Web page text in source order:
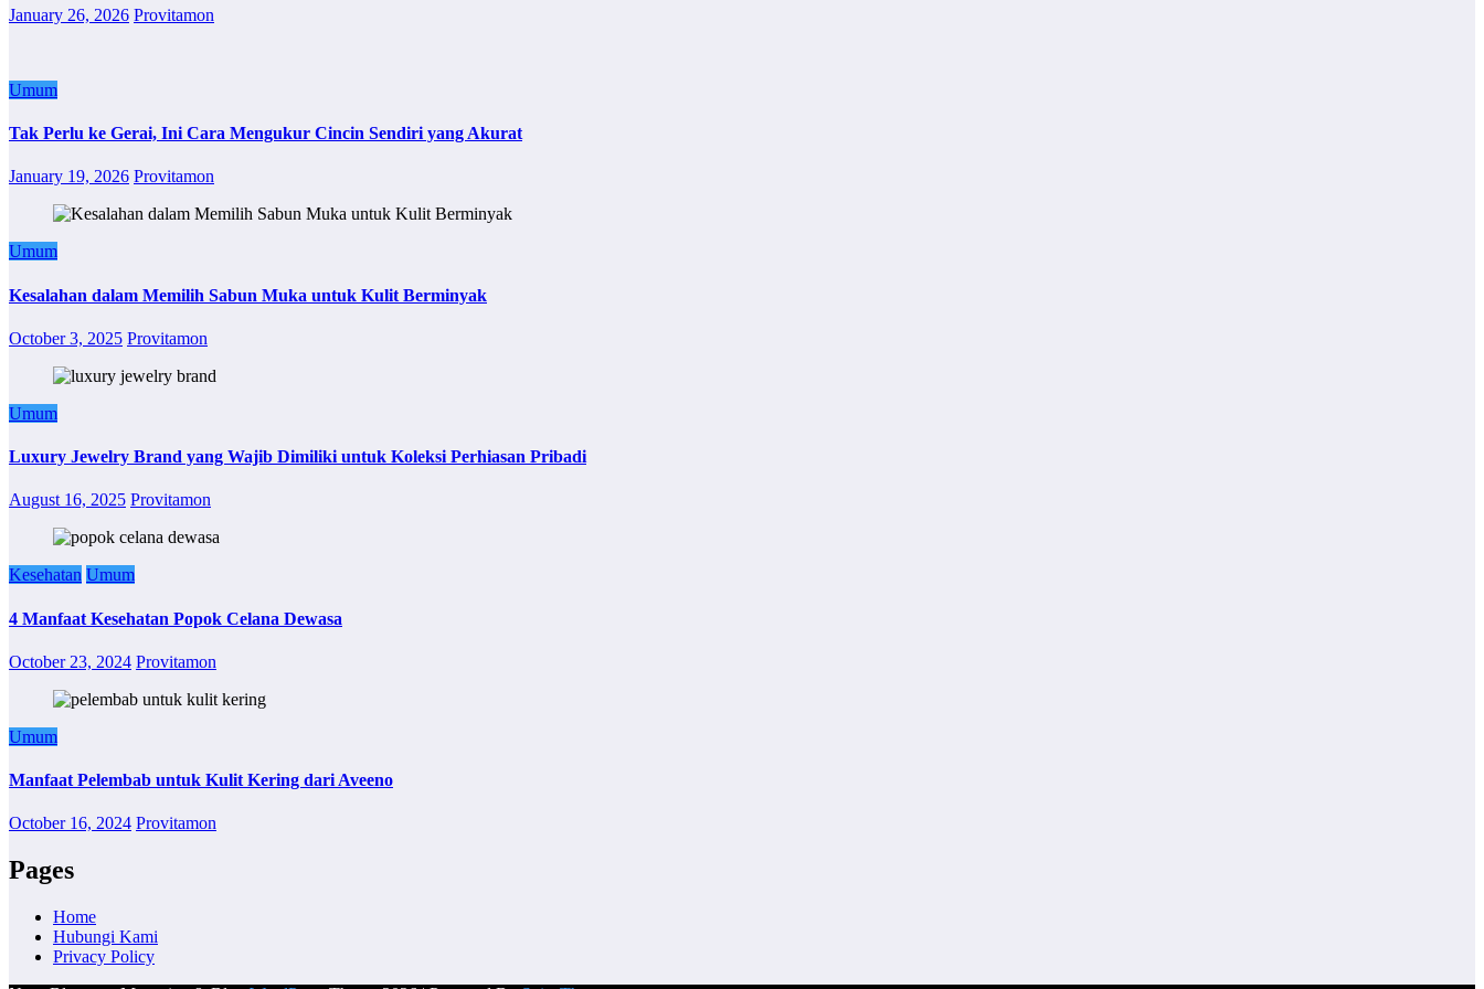
January 26, 2026 Provitamon
Umum
Tak Perlu ke Gerai, Ini Cara Mengukur Cincin Sendiri yang Akurat
January 19, 2026 Provitamon
Umum
Kesalahan dalam Memilih Sabun Muka untuk Kulit Berminyak
October 3, 2025 Provitamon
Umum
Luxury Jewelry Brand yang Wajib Dimiliki untuk Koleksi Perhiasan Pribadi
August 16, 2025 Provitamon
Kesehatan Umum
4 Manfaat Kesehatan Popok Celana Dewasa
October 23, 2024 Provitamon
Umum
Manfaat Pelembab untuk Kulit Kering dari Aveeno
October 16, 2024 Provitamon
Pages
Home
Hubungi Kami
Privacy Policy